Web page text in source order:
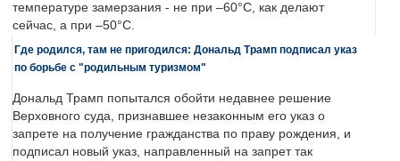
температуре замерзания - не при –60°C, как делают
сейчас, а при –50°C.
Где родился, там не пригодился: Дональд Трамп подписал указ
по борьбе с "родильным туризмом"
Дональд Трамп попытался обойти недавнее решение
Верховного суда, признавшее незаконным его указ о
запрете на получение гражданства по праву рождения, и
подписал новый указ, направленный на запрет так